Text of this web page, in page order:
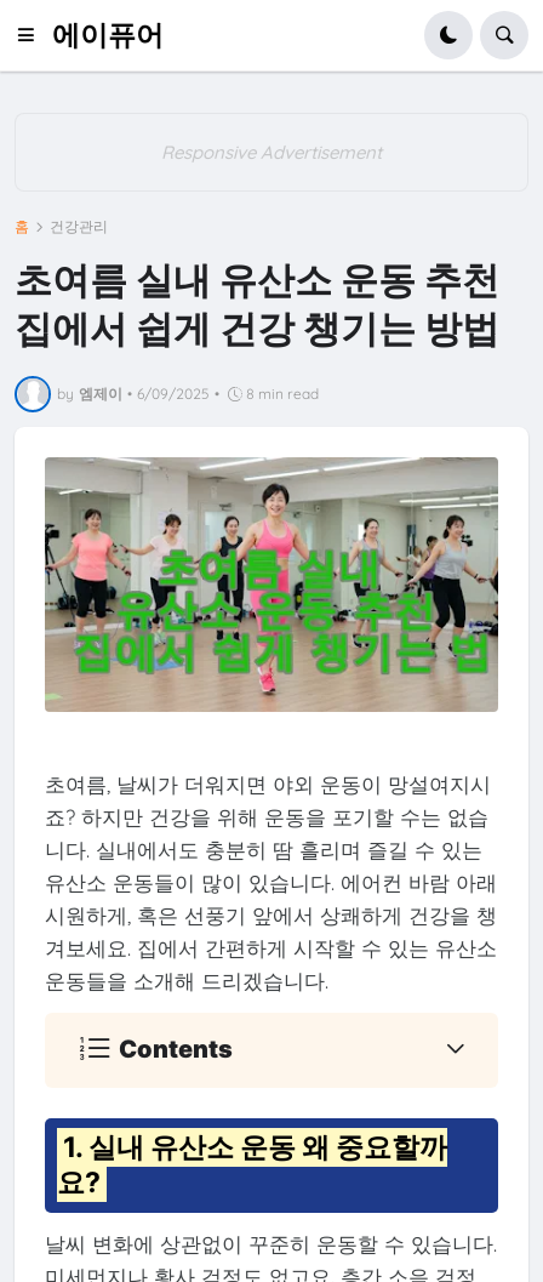
에이퓨어
Responsive Advertisement
홈 건강관리
초여름 실내 유산소 운동 추천
집에서 쉽게 건강 챙기는 방법
by 엠제이 • 6/09/2025 • 8 min read
초여름, 날씨가 더워지면 야외 운동이 망설여지시
죠? 하지만 건강을 위해 운동을 포기할 수는 없습
니다. 실내에서도 충분히 땀 흘리며 즐길 수 있는
유산소 운동들이 많이 있습니다. 에어컨 바람 아래
시원하게, 혹은 선풍기 앞에서 상쾌하게 건강을 챙
겨보세요. 집에서 간편하게 시작할 수 있는 유산소
운동들을 소개해 드리겠습니다.
Contents
1. 실내 유산소 운동 왜 중요할까
요?
날씨 변화에 상관없이 꾸준히 운동할 수 있습니다.
미세먼지나 황사 걱정도 없고요. 층간 소음 걱정